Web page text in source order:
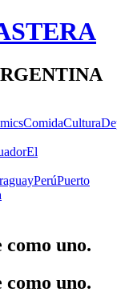
ComidaCultura
El
PerúPuerto
uno.
uno.